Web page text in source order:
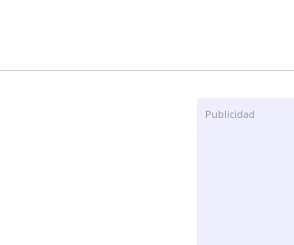
Publicidad